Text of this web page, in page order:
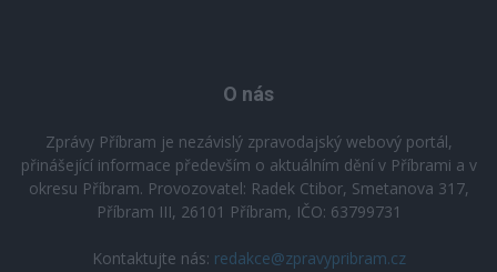
O nás
Zprávy Příbram je nezávislý zpravodajský webový portál,
přinášející informace především o aktuálním dění v Příbrami a v
okresu Příbram. Provozovatel: Radek Ctibor, Smetanova 317,
Příbram III, 26101 Příbram, IČO: 63799731
Kontaktujte nás: redakce@zpravypribram.cz